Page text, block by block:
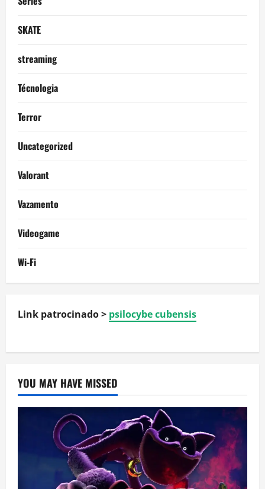
SKATE
streaming
Técnologia
Terror
Uncategorized
Valorant
Vazamento
Videogame
Wi-Fi
Link patrocinado > psilocybe cubensis
YOU MAY HAVE MISSED